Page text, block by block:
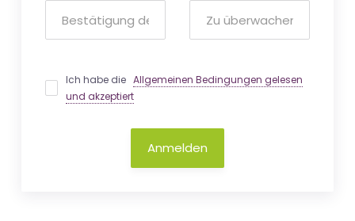
Ich habe dieAllgemeinen Bedingungen gelesen
und akzeptiert
Anmelden